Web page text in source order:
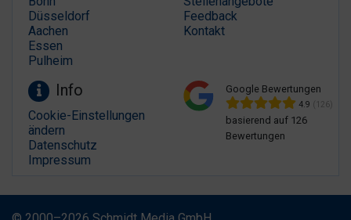
Düsseldorf
Aachen
Essen
Pulheim
Feedback
Kontakt
Info
Cookie-Einstellungen
ändern
Datenschutz
Impressum
Google Bewertungen
4.9 (126)
basierend auf 126
Bewertungen